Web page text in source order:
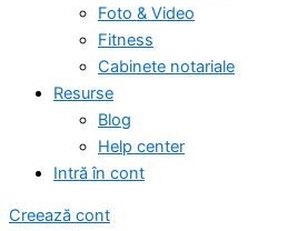
Foto & Video
Fitness
Cabinete notariale
Resurse
Blog
Help center
Intră în cont
Creează cont